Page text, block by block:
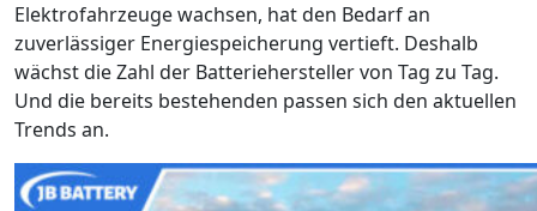
Elektrofahrzeuge wachsen, hat den Bedarf an
zuverlässiger Energiespeicherung vertieft. Deshalb
wächst die Zahl der Batteriehersteller von Tag zu Tag.
Und die bereits bestehenden passen sich den aktuellen
Trends an.